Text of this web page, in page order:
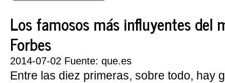
Los famosos más influyentes del
Forbes
2014-07-02 Fuente: que.es
Entre las diez primeras, sobre todo, hay